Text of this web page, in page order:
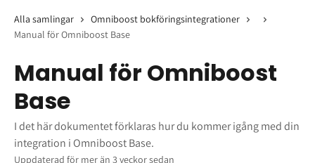
Alla samlingar
Omniboost bokföringsintegrationer
Manual för Omniboost Base
Manual för Omniboost
Base
I det här dokumentet förklaras hur du kommer igång med din
integration i Omniboost Base.
Uppdaterad för mer än 3 veckor sedan